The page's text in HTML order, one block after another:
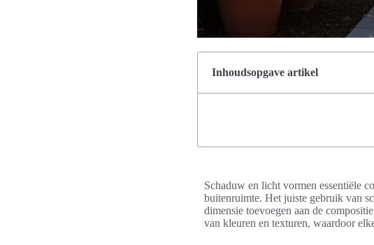
Inhoudsopgave artikel
Schaduw en licht vormen essentiële
buitenruimte. Het juiste gebruik van
dimensie toevoegen aan de
van kleuren en texturen, waardoor